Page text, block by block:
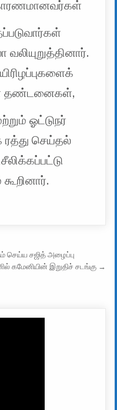
தண்டனைகள்,
ஓட்டுநர்
ரத்து செய்தல்
செய்ய சஜித் அழைப்பு
கமேனியின் இறுதிச் சடங்கு →